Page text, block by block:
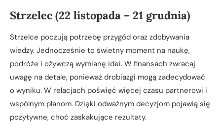
Strzelec (22 listopada – 21 grudnia)
Strzelce poczują potrzebę przygód oraz zdobywania
wiedzy. Jednocześnie to świetny moment na naukę,
podróże i ożywczą wymianę idei. W finansach zwracaj
uwagę na detale, ponieważ drobiazgi mogą zadecydować
o wyniku. W relacjach poświęć więcej czasu partnerowi i
wspólnym planom. Dzięki odważnym decyzjom pojawią się
pozytywne, choć zaskakujące rezultaty.